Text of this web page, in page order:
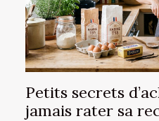
Petits secrets
jamais rater sa